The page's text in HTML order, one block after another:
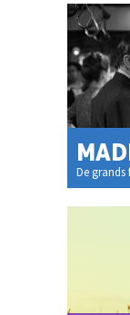
De grands